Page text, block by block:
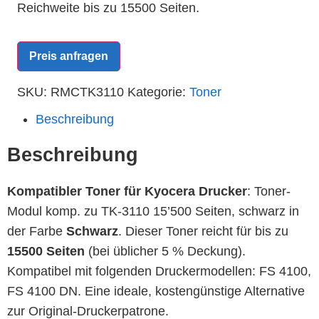
Reichweite bis zu 15500 Seiten.
Preis anfragen
SKU: RMCTK3110 Kategorie: Toner
Beschreibung
Beschreibung
Kompatibler Toner für Kyocera Drucker: Toner-
Modul komp. zu TK-3110 15’500 Seiten, schwarz in
der Farbe Schwarz. Dieser Toner reicht für bis zu
15500 Seiten (bei üblicher 5 % Deckung).
Kompatibel mit folgenden Druckermodellen: FS 4100,
FS 4100 DN. Eine ideale, kostengünstige Alternative
zur Original-Druckerpatrone.